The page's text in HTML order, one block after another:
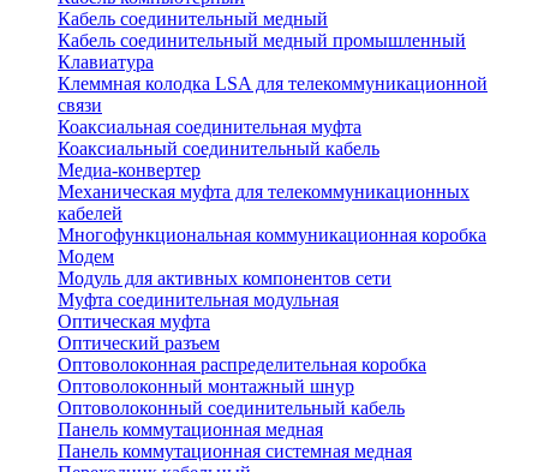
Кабель соединительный медный
Кабель соединительный медный промышленный
Клавиатура
Клеммная колодка LSA для телекоммуникационной
связи
Коаксиальная соединительная муфта
Коаксиальный соединительный кабель
Медиа-конвертер
Механическая муфта для телекоммуникационных
кабелей
Многофункциональная коммуникационная коробка
Модем
Модуль для активных компонентов сети
Муфта соединительная модульная
Оптическая муфта
Оптический разъем
Оптоволоконная распределительная коробка
Оптоволоконный монтажный шнур
Оптоволоконный соединительный кабель
Панель коммутационная медная
Панель коммутационная системная медная